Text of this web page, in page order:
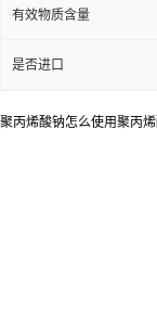
有效物质含量
是否进口
聚丙烯酸钠怎么使用聚丙